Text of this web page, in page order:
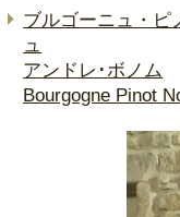
ブルゴーニュ・ピ
ュ
アンドレ･ボノム
Bourgogne Pinot